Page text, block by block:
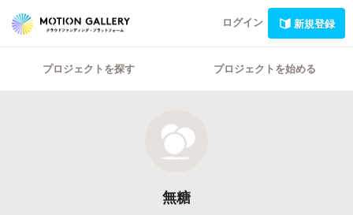
ログイン 新規登録
プロジェクトを探す プロジェクトを始める
無糖